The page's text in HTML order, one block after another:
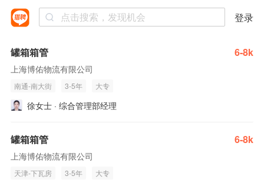
登录
罐箱箱管 6-8k
上海博佑物流有限公司
南通-南大街 3-5年 大专
徐女士 · 综合管理部经理
罐箱箱管 6-8k
上海博佑物流有限公司
天津-下瓦房 3-5年 大专